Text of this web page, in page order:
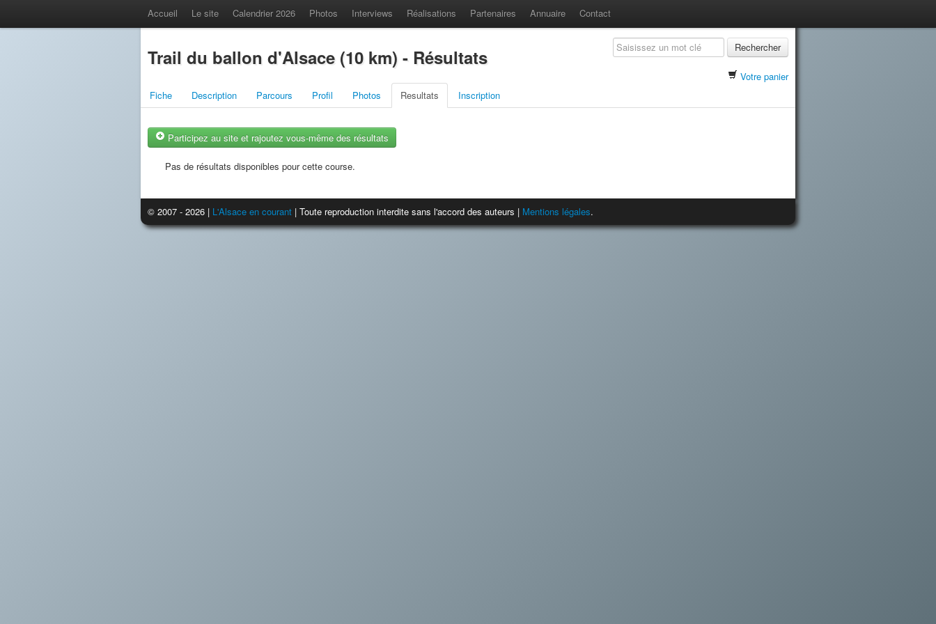
Accueil Le site Calendrier 2026 Photos Interviews Réalisations Partenaires Annuaire Contact
Trail du ballon d'Alsace (10 km) - Résultats Rechercher
Votre panier
Fiche
Description Parcours Profil Photos Resultats Inscription
Participez au site et rajoutez vous-même des résultats
Pas de résultats disponibles pour cette course.
© 2007 - 2026 | L'Alsace en courant | Toute reproduction interdite sans l'accord des auteurs | Mentions légales.